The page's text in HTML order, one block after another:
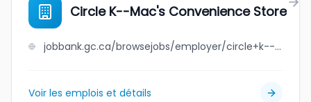
Circle K--Mac's Convenience Store
jobbank.gc.ca/browsejobs/employer/circle+k--mac%27s+convenience+store/ca
Voir les emplois et détails